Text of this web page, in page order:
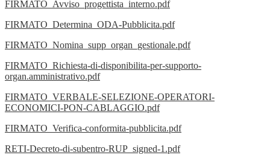
FIRMATO_Avviso_progettista_interno.pdf
FIRMATO_Determina_ODA-Pubblicita.pdf
FIRMATO_Nomina_supp_organ_gestionale.pdf
FIRMATO_Richiesta-di-disponibilita-per-supporto-
organ.amministrativo.pdf
FIRMATO_VERBALE-SELEZIONE-OPERATORI-
ECONOMICI-PON-CABLAGGIO.pdf
FIRMATO_Verifica-conformita-pubblicita.pdf
RETI-Decreto-di-subentro-RUP_signed-1.pdf